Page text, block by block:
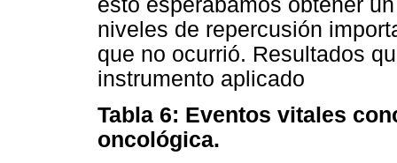
esto esperábamos obtener
niveles de repercusión
que no ocurrió. Resultados
instrumento aplicado
Tabla 6: Eventos vitales
oncológica.